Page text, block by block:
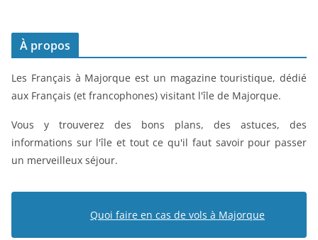
À propos
Les Français à Majorque est un magazine touristique, dédié
aux Français (et francophones) visitant l'île de Majorque.
Vous y trouverez des bons plans, des astuces, des
informations sur l'île et tout ce qu'il faut savoir pour passer
un merveilleux séjour.
Quoi faire en cas de vols à Majorque